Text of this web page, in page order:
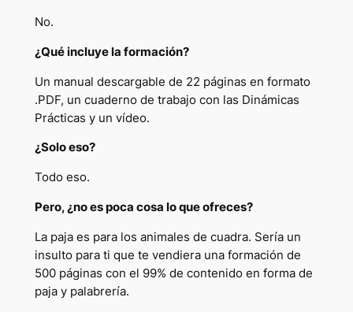
No.
¿Qué incluye la formación?
Un manual descargable de 22 páginas en formato
.PDF, un cuaderno de trabajo con las Dinámicas
Prácticas y un vídeo.
¿Solo eso?
Todo eso.
Pero, ¿no es poca cosa lo que ofreces?
La paja es para los animales de cuadra. Sería un
insulto para ti que te vendiera una formación de
500 páginas con el 99% de contenido en forma de
paja y palabrería.